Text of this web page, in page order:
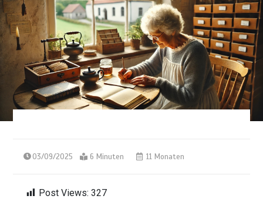
03/09/2025 6 Minuten 11 Monaten
Post Views: 327